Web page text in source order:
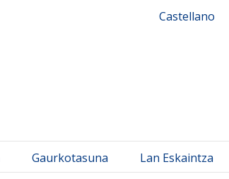
Castellano
Gaurkotasuna Lan Eskaintza